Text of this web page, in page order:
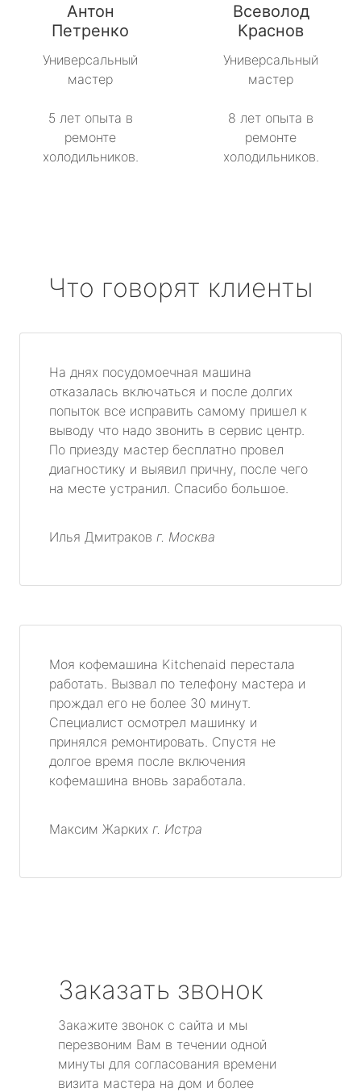
Антон
Петренко
Универсальный
мастер
5 лет опыта в
ремонте
холодильников.
Всеволод
Краснов
Универсальный
мастер
8 лет опыта в
ремонте
холодильников.
Что говорят клиенты
На днях посудомоечная машина
отказалась включаться и после долгих
попыток все исправить самому пришел к
выводу что надо звонить в сервис центр.
По приезду мастер бесплатно провел
диагностику и выявил причну, после чего
на месте устранил. Спасибо большое.
Илья Дмитраков г. Москва
Моя кофемашина Kitchenaid перестала
работать. Вызвал по телефону мастера и
прождал его не более 30 минут.
Специалист осмотрел машинку и
принялся ремонтировать. Спустя не
долгое время после включения
кофемашина вновь заработала.
Максим Жарких г. Истра
Заказать звонок
Закажите звонок с сайта и мы
перезвоним Вам в течении одной
минуты для согласования времени
визита мастера на дом и более